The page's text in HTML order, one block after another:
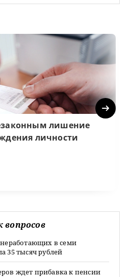
лишение
личности
Next
в семи
35 тысяч рублей
ждет прибавка к пенсии